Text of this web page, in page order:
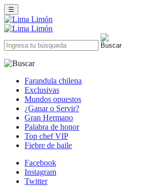
☰
Farandula chilena
Exclusivas
Mundos opuestos
¿Ganar o Servir?
Gran Hermano
Palabra de honor
Top chef VIP
Fiebre de baile
Facebook
Instagram
Twitter